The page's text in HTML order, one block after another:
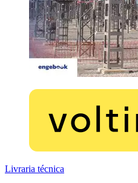
Livraria técnica